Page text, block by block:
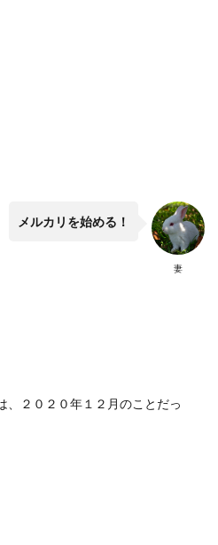
妻
メルカリを始める！
、２０２０年１２月のことだっ